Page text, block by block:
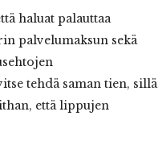
haluat palauttaa
palvelumaksun sekä
tehdä saman tien, sillä
että lippujen